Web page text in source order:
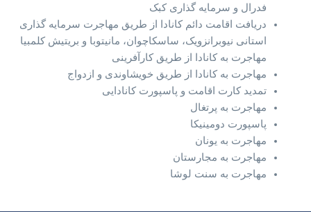
فدرال و سرمایه گذاری کبک
دریافت اقامت دائم کانادا از طریق مهاجرت سرمایه گذاری
استانی نیوبرانزویک، ساسکاچوان، مانیتوبا و بریتیش کلمبیا
مهاجرت به کانادا از طریق کارآفرینی
مهاجرت به کانادا از طریق خویشاوندی و ازدواج
تمدید کارت اقامت و پاسپورت کانادایی
مهاجرت به پرتغال
پاسپورت دومینیکا
مهاجرت به یونان
مهاجرت به مجارستان
مهاجرت به سنت لوشا